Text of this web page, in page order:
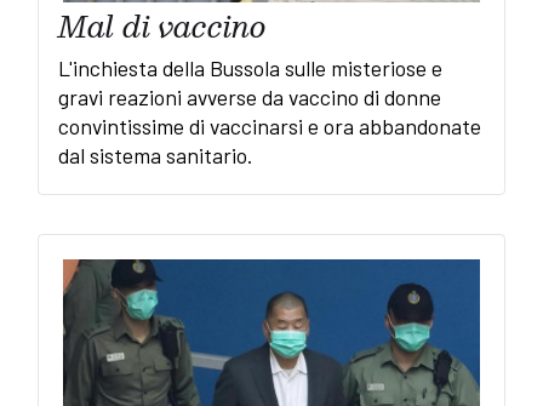
Mal di vaccino
L'inchiesta della Bussola sulle misteriose e
gravi reazioni avverse da vaccino di donne
convintissime di vaccinarsi e ora abbandonate
dal sistema sanitario.